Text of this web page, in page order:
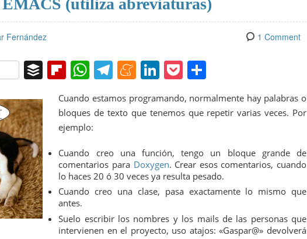
(utiliza abreviaturas)
Fernández 1 Comment
B
uf
er
Fl
b
o
ar
d
W
at
s
p
p
T
e
m
M
n
a
m
e
Li
k
dI
n
P
ck
et
o
m
p
tir
Cuando estamos programando, normalmente hay palabras o
bloques de texto que tenemos que repetir varias veces. Por
ejemplo:
Cuando creo una función, tengo un bloque grande de
comentarios para Doxygen. Crear esos comentarios, cuando
lo haces 20 ó 30 veces ya resulta pesado.
Cuando creo una clase, pasa exactamente lo mismo que
antes.
Suelo escribir los nombres y los mails de las personas que
intervienen en el proyecto, uso atajos: «Gaspar@» devolverá